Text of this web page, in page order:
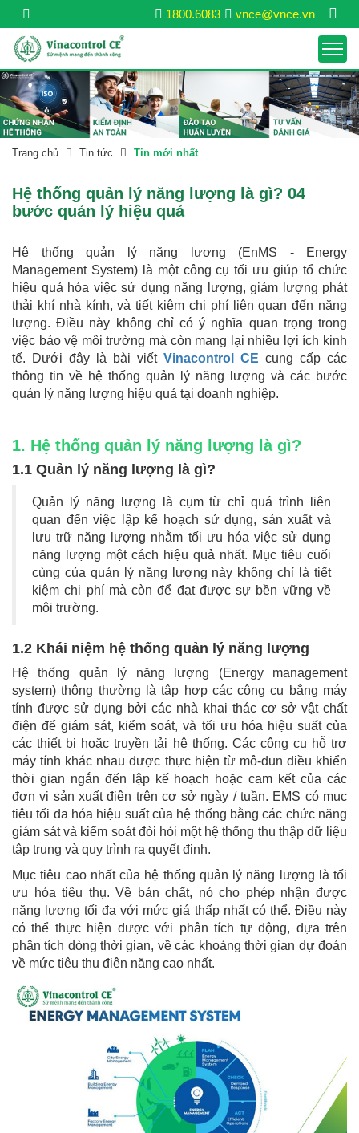
vnce@vnce.vn
1800.6083
Trang chủ Tin tức Tin mới nhất
Hệ thống quản lý năng lượng là gì? 04
bước quản lý hiệu quả
Hệ thống quản lý năng lượng (EnMS - Energy
Management System) là một công cụ tối ưu giúp tổ chức
hiệu quả hóa việc sử dụng năng lượng, giảm lượng phát
thải khí nhà kính, và tiết kiệm chi phí liên quan đến năng
lượng. Điều này không chỉ có ý nghĩa quan trọng trong
việc bảo vệ môi trường mà còn mang lại nhiều lợi ích kinh
tế. Dưới đây là bài viếtVinacontrol CE cung cấp các
thông tin về hệ thống quản lý năng lượng và các bước
quản lý năng lượng hiệu quả tại doanh nghiệp.
1. Hệ thống quản lý năng lượng là gì?
1.1 Quản lý năng lượng là gì?
Quản lý năng lượng là cụm từ chỉ quá trình liên
quan đến việc lập kế hoạch sử dụng, sản xuất và
lưu trữ năng lượng nhằm tối ưu hóa việc sử dụng
năng lượng một cách hiệu quả nhất. Mục tiêu cuối
cùng của quản lý năng lượng này không chỉ là tiết
kiệm chi phí mà còn để đạt được sự bền vững về
môi trường.
1.2 Khái niệm hệ thống quản lý năng lượng
Hệ thống quản lý năng lượng (Energy management
system) thông thường là tập hợp các công cụ bằng máy
tính được sử dụng bởi các nhà khai thác cơ sở vật chất
điện để giám sát, kiểm soát, và tối ưu hóa hiệu suất của
các thiết bị hoặc truyền tải hệ thống. Các công cụ hỗ trợ
máy tính khác nhau được thực hiện từ mô-đun điều khiển
thời gian ngắn đến lập kế hoạch hoặc cam kết của các
đơn vị sản xuất điện trên cơ sở ngày / tuần. EMS có mục
tiêu tối đa hóa hiệu suất của hệ thống bằng các chức năng
giám sát và kiểm soát đòi hỏi một hệ thống thu thập dữ liệu
tập trung và quy trình ra quyết định.
Mục tiêu cao nhất của hệ thống quản lý năng lượng là tối
ưu hóa tiêu thụ. Về bản chất, nó cho phép nhận được
năng lượng tối đa với mức giá thấp nhất có thể. Điều này
có thể thực hiện được với phân tích tự động, dựa trên
phân tích dòng thời gian, về các khoảng thời gian dự đoán
về mức tiêu thụ điện năng cao nhất.